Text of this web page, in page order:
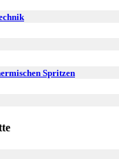
Spritzen